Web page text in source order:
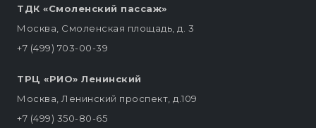
ТДК «Смоленский пассаж»
Москва, Смоленская площадь, д. 3
+7 (499) 703-00-39
ТРЦ «РИО» Ленинский
Москва, Ленинский проспект, д.109
+7 (499) 350-80-65